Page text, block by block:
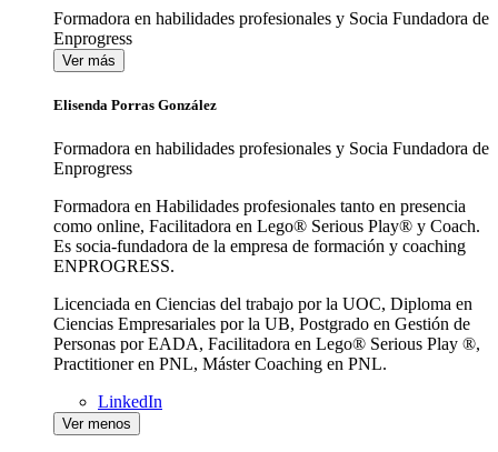
Formadora en habilidades profesionales y Socia Fundadora de
Enprogress
Ver más
Elisenda Porras González
Formadora en habilidades profesionales y Socia Fundadora de
Enprogress
Formadora en Habilidades profesionales tanto en presencia
como online, Facilitadora en Lego® Serious Play® y Coach.
Es socia-fundadora de la empresa de formación y coaching
ENPROGRESS.
Licenciada en Ciencias del trabajo por la UOC, Diploma en
Ciencias Empresariales por la UB, Postgrado en Gestión de
Personas por EADA, Facilitadora en Lego® Serious Play ®,
Practitioner en PNL, Máster Coaching en PNL.
LinkedIn
Ver menos